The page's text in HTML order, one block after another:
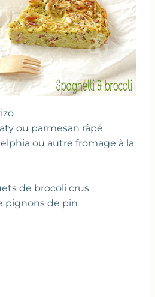
ou parmesan râpé
ou autre fromage à la
de brocoli crus
pignons de pin